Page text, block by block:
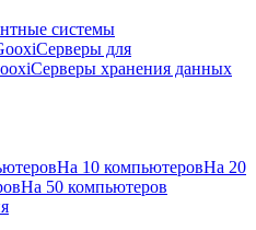
системы
Серверы для
Серверы хранения данных
На 10 компьютеровНа 20
На 50 компьютеров